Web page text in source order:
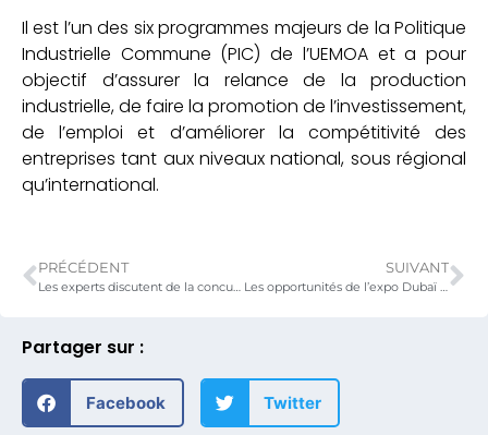
Partager sur :
Facebook Twitter
Il est l’un des six programmes majeurs de la Politique
Industrielle Commune (PIC) de l’UEMOA et a pour
objectif d’assurer la relance de la production
industrielle, de faire la promotion de l’investissement,
de l’emploi et d’améliorer la compétitivité des
entreprises tant aux niveaux national, sous régional
qu’international.
PRÉCÉDENT
Les experts discutent de la concurrence à Lomé.
SUIVANT
Les opportunités de l’expo Dubaï présentées aux opérateurs économiques et startups.